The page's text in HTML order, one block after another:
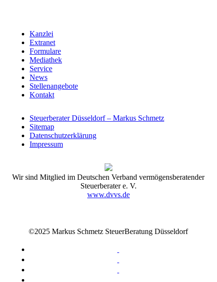
Kanzlei
Extranet
Formulare
Mediathek
Service
News
Stellenangebote
Kontakt
Steuerberater Düsseldorf – Markus Schmetz
Sitemap
Datenschutzerklärung
Impressum
Wir sind Mitglied im Deutschen Verband vermögensberatender
Steuerberater e. V.
www.dvvs.de
©2025 Markus Schmetz SteuerBeratung Düsseldorf